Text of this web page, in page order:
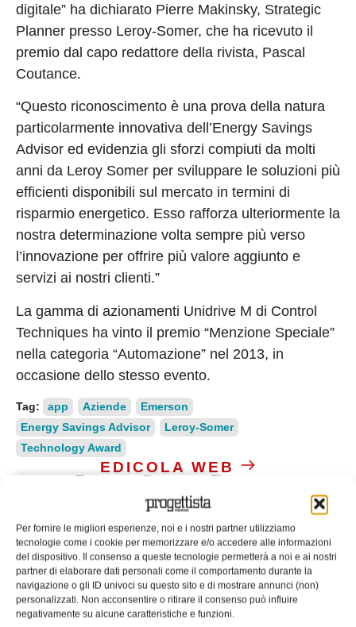
Per fornire le migliori esperienze, noi e i nostri partner utilizziamo
tecnologie come i cookie per memorizzare e/o accedere alle informazioni
del dispositivo. Il consenso a queste tecnologie permetterà a noi e ai nostri
partner di elaborare dati personali come il comportamento durante la
navigazione o gli ID univoci su questo sito e di mostrare annunci (non)
personalizzati. Non acconsentire o ritirare il consenso può influire
negativamente su alcune caratteristiche e funzioni.
digitale” ha dichiarato Pierre Makinsky, Strategic
Planner presso Leroy-Somer, che ha ricevuto il
premio dal capo redattore della rivista, Pascal
Coutance.
“Questo riconoscimento è una prova della natura
particolarmente innovativa dell’Energy Savings
Advisor ed evidenzia gli sforzi compiuti da molti
anni da Leroy Somer per sviluppare le soluzioni più
efficienti disponibili sul mercato in termini di
risparmio energetico. Esso rafforza ulteriormente la
nostra determinazione volta sempre più verso
l’innovazione per offrire più valore aggiunto e
servizi ai nostri clienti.”
La gamma di azionamenti Unidrive M di Control
Techniques ha vinto il premio “Menzione Speciale”
nella categoria “Automazione” nel 2013, in
occasione dello stesso evento.
Tag: app Aziende
Emerson
Energy Savings Advisor
Leroy-Somer
Technology Award
EDICOLA WEB
ISCRIVITI ALLA NEWSLETTER